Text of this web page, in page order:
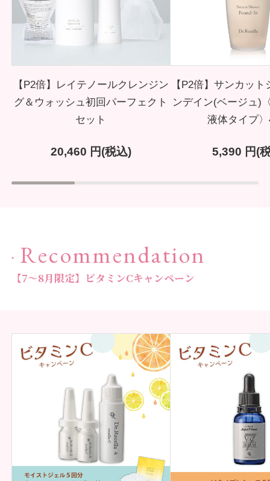
【P2倍】レイテノールクレンジン
グ＆ウォッシュ初回パーフェクト
セット
20,460 円(税込)
【P2倍】サンカッ
ンデイン(ベージュ)
液体タイプ
5,390 円(
Recommendation
【7～8月限定】ビタミンCキャンペーン